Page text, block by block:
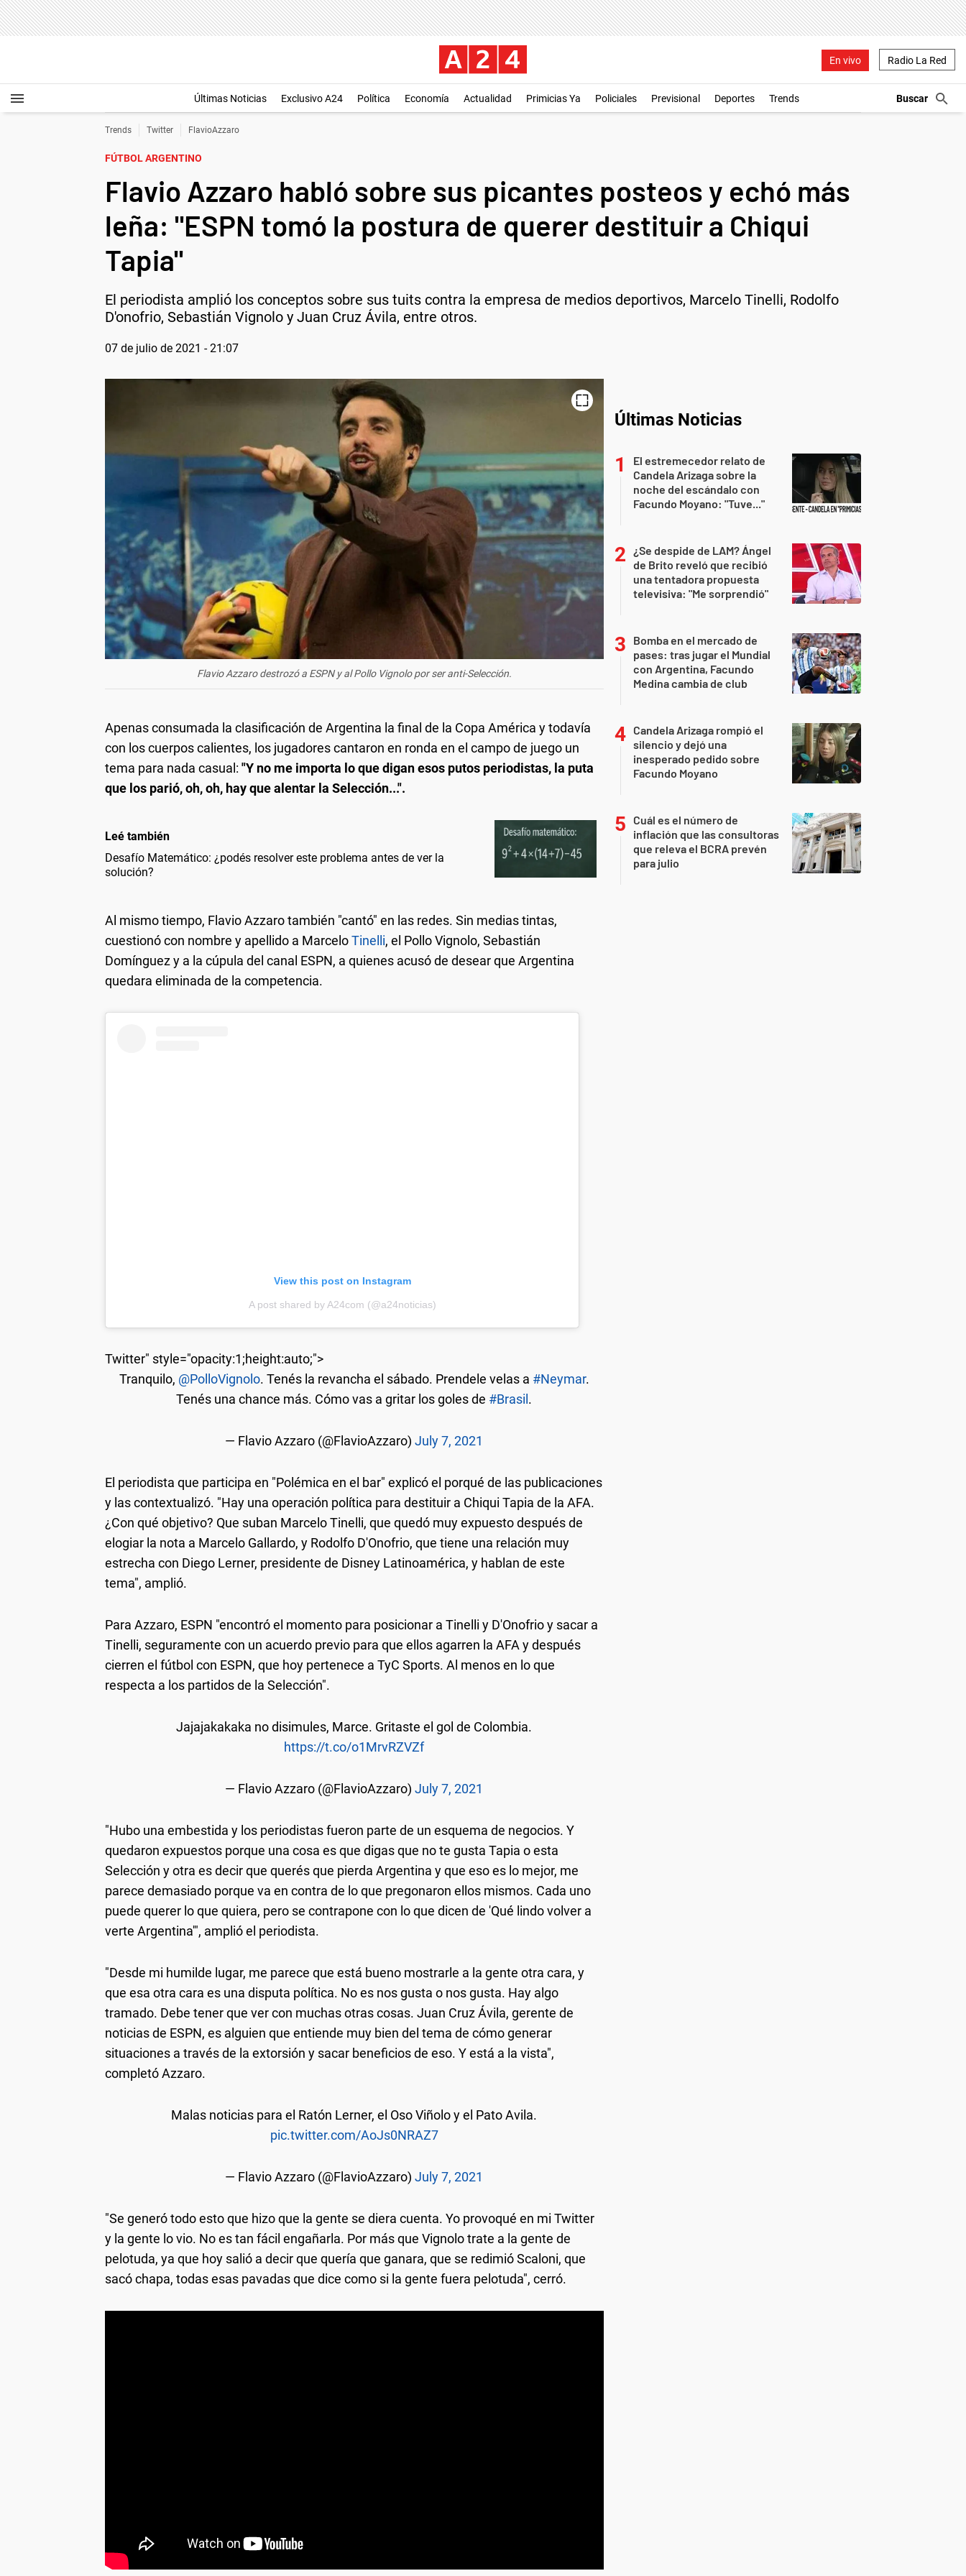
En vivo Radio La Red
Últimas Noticias Exclusivo A24 Política Economía Actualidad Primicias Ya Policiales Previsional Deportes Trends
Trends Twitter FlavioAzzaro
FÚTBOL ARGENTINO
Flavio Azzaro habló sobre sus picantes posteos y echó más
leña: "ESPN tomó la postura de querer destituir a Chiqui
Tapia"
El periodista amplió los conceptos sobre sus tuits contra la empresa de medios deportivos, Marcelo Tinelli, Rodolfo
D'onofrio, Sebastián Vignolo y Juan Cruz Ávila, entre otros.
07 de julio de 2021 - 21:07
Flavio Azzaro destrozó a ESPN y al Pollo Vignolo por ser anti-Selección.
Apenas consumada la clasificación de Argentina la final de la Copa América y todavía
con los cuerpos calientes, los jugadores cantaron en ronda en el campo de juego un
tema para nada casual: "Y no me importa lo que digan esos putos periodistas, la puta
que los parió, oh, oh, hay que alentar la Selección...".
Leé también
Desafío Matemático: ¿podés resolver este problema antes de ver la
solución?
Al mismo tiempo, Flavio Azzaro también "cantó" en las redes. Sin medias tintas,
cuestionó con nombre y apellido a MarceloTinelli, el Pollo Vignolo, Sebastián
Domínguez y a la cúpula del canal ESPN, a quienes acusó de desear que Argentina
quedara eliminada de la competencia.
View this post on Instagram
A post shared by A24com (@a24noticias)
Twitter" style="opacity:1;height:auto;">
Tranquilo, @PolloVignolo. Tenés la revancha el sábado. Prendele velas a #Neymar.
Tenés una chance más. Cómo vas a gritar los goles de #Brasil .
— Flavio Azzaro (@FlavioAzzaro)July 7, 2021
El periodista que participa en "Polémica en el bar" explicó el porqué de las publicaciones
y las contextualizó. "Hay una operación política para destituir a Chiqui Tapia de la AFA.
¿Con qué objetivo? Que suban Marcelo Tinelli, que quedó muy expuesto después de
elogiar la nota a Marcelo Gallardo, y Rodolfo D'Onofrio, que tiene una relación muy
estrecha con Diego Lerner, presidente de Disney Latinoamérica, y hablan de este
tema", amplió.
Para Azzaro, ESPN "encontró el momento para posicionar a Tinelli y D'Onofrio y sacar a
Tinelli, seguramente con un acuerdo previo para que ellos agarren la AFA y después
cierren el fútbol con ESPN, que hoy pertenece a TyC Sports. Al menos en lo que
respecta a los partidos de la Selección".
Jajajakakaka no disimules, Marce. Gritaste el gol de Colombia.
https://t.co/o1MrvRZVZf
— Flavio Azzaro (@FlavioAzzaro)July 7, 2021
"Hubo una embestida y los periodistas fueron parte de un esquema de negocios. Y
quedaron expuestos porque una cosa es que digas que no te gusta Tapia o esta
Selección y otra es decir que querés que pierda Argentina y que eso es lo mejor, me
parece demasiado porque va en contra de lo que pregonaron ellos mismos. Cada uno
puede querer lo que quiera, pero se contrapone con lo que dicen de 'Qué lindo volver a
verte Argentina'", amplió el periodista.
"Desde mi humilde lugar, me parece que está bueno mostrarle a la gente otra cara, y
que esa otra cara es una disputa política. No es nos gusta o nos gusta. Hay algo
tramado. Debe tener que ver con muchas otras cosas. Juan Cruz Ávila, gerente de
noticias de ESPN, es alguien que entiende muy bien del tema de cómo generar
situaciones a través de la extorsión y sacar beneficios de eso. Y está a la vista",
completó Azzaro.
Malas noticias para el Ratón Lerner, el Oso Viñolo y el Pato Avila.
pic.twitter.com/AoJs0NRAZ7
— Flavio Azzaro (@FlavioAzzaro)July 7, 2021
"Se generó todo esto que hizo que la gente se diera cuenta. Yo provoqué en mi Twitter
y la gente lo vio. No es tan fácil engañarla. Por más que Vignolo trate a la gente de
pelotuda, ya que hoy salió a decir que quería que ganara, que se redimió Scaloni, que
sacó chapa, todas esas pavadas que dice como si la gente fuera pelotuda", cerró.
Últimas Noticias
El estremecedor relato de
Candela Arizaga sobre la
noche del escándalo con
Facundo Moyano: "Tuve..."
¿Se despide de LAM? Ángel
de Brito reveló que recibió
una tentadora propuesta
televisiva: "Me sorprendió"
Bomba en el mercado de
pases: tras jugar el Mundial
con Argentina, Facundo
Medina cambia de club
Candela Arizaga rompió el
silencio y dejó una
inesperado pedido sobre
Facundo Moyano
Cuál es el número de
inflación que las consultoras
que releva el BCRA prevén
para julio